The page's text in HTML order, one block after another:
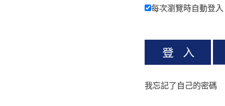
每次瀏覽時自動登入
我忘記了自己的密碼